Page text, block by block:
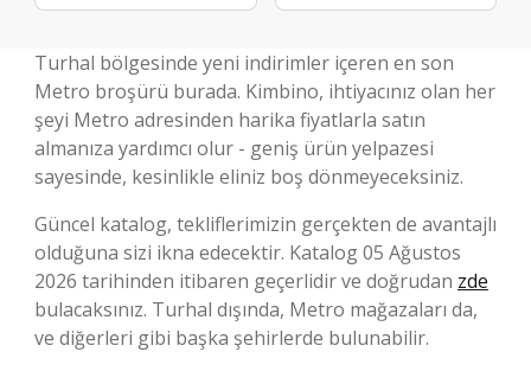
Turhal bölgesinde yeni indirimler içeren en son
Metro broşürü burada. Kimbino, ihtiyacınız olan her
şeyi Metro adresinden harika fiyatlarla satın
almanıza yardımcı olur - geniş ürün yelpazesi
sayesinde, kesinlikle eliniz boş dönmeyeceksiniz.
Güncel katalog, tekliflerimizin gerçekten de avantajlı
olduğuna sizi ikna edecektir. Katalog 05 Ağustos
2026 tarihinden itibaren geçerlidir ve doğrudan zde
bulacaksınız. Turhal dışında, Metro mağazaları da,
ve diğerleri gibi başka şehirlerde bulunabilir.